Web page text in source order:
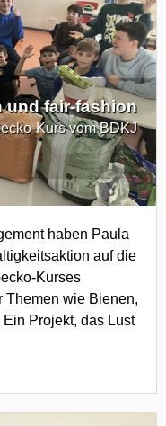
und fair-fashion
Kurs vom BDKJ
haben Paula
auf die
Kurses
Themen wie Bienen,
Projekt, das Lust